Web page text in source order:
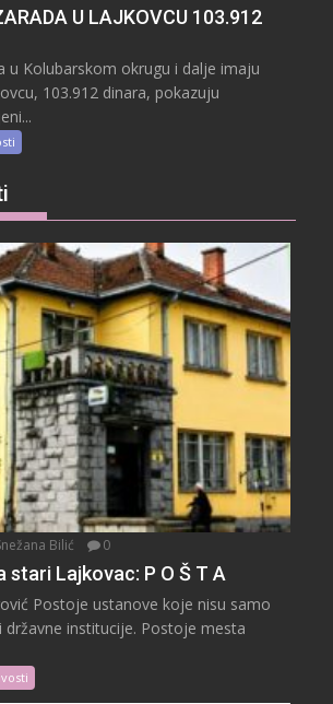
U LAJKOVCU 103.912
u Kolubarskom okrugu i dalje imaju
103.912 dinara, pokazuju
Bilić 0
stari Lajkovac: P O Š T A
Postoje ustanove koje nisu samo
državne institucije. Postoje mesta